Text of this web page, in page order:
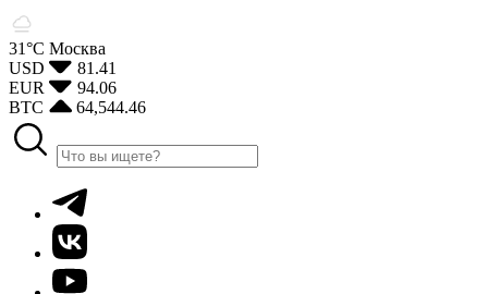
31°С Москва
USD
81.41
EUR
94.06
BTC
64,544.46